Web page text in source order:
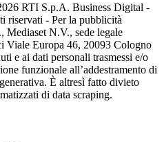
RTI S.p.A. Business Digital -
riservati - Per la pubblicità
N.V., sede legale
Viale Europa 46, 20093 Cologno
e ai dati personali trasmessi e/o
funzionale all’addestramento di
È altresì fatto divieto
di data scraping.